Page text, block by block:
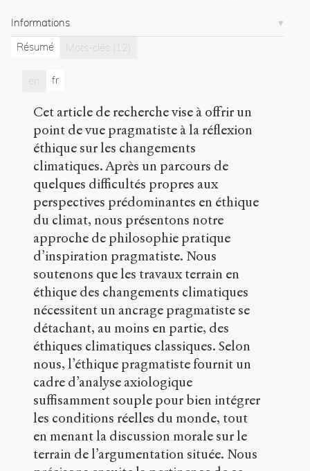
Voisard,
Anthony.
Perspective
en
des
changements
climatiques.
2026.
Sens
public .
Informations
Résumé
Mots-clés (12)
en fr
Cet article de recherche vise à offrir un
point de vue pragmatiste à la réflexion
éthique sur les changements
climatiques. Après un parcours de
quelques difficultés propres aux
perspectives prédominantes en éthique
du climat, nous présentons notre
approche de philosophie pratique
d’inspiration pragmatiste. Nous
soutenons que les travaux terrain en
éthique des changements climatiques
nécessitent un ancrage pragmatiste se
détachant, au moins en partie, des
éthiques climatiques classiques. Selon
nous, l’éthique pragmatiste fournit un
cadre d’analyse axiologique
suffisamment souple pour bien intégrer
les conditions réelles du monde, tout
en menant la discussion morale sur le
terrain de l’argumentation située. Nous